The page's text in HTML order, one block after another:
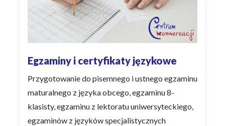
Egzaminy i certyfikaty językowe
Przygotowanie do pisemnego i ustnego egzaminu
maturalnego z języka obcego, egzaminu 8-
klasisty, egzaminu z lektoratu uniwersyteckiego,
egzaminów z języków specjalistycznych